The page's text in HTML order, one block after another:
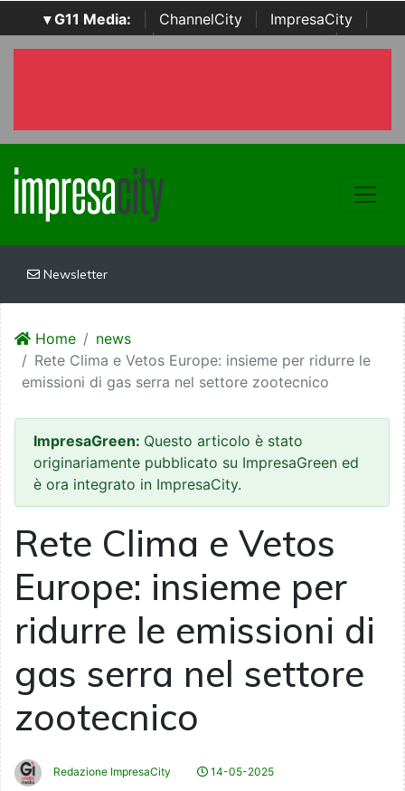
▾ G11 Media: ChannelCity ImpresaCity
SecurityOpenLab | Italian Channel Awards | Italian
Newsletter
Home
news
Rete Clima e Vetos Europe: insieme per ridurre le
emissioni di gas serra nel settore zootecnico
ImpresaGreen: Questo articolo è stato
originariamente pubblicato su ImpresaGreen ed
è ora integrato in ImpresaCity.
Rete Clima e Vetos
Europe: insieme per
ridurre le emissioni di
gas serra nel settore
zootecnico
Redazione ImpresaCity
14-05-2025